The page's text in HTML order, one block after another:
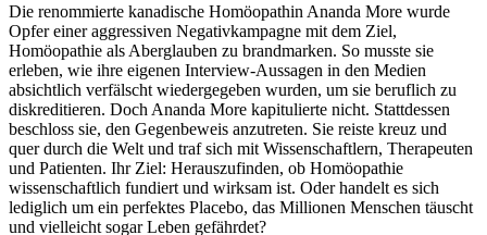
Die renommierte kanadische Homöopathin Ananda More wurde
Opfer einer aggressiven Negativkampagne mit dem Ziel,
Homöopathie als Aberglauben zu brandmarken. So musste sie
erleben, wie ihre eigenen Interview-Aussagen in den Medien
absichtlich verfälscht wiedergegeben wurden, um sie beruflich zu
diskreditieren. Doch Ananda More kapitulierte nicht. Stattdessen
beschloss sie, den Gegenbeweis anzutreten. Sie reiste kreuz und
quer durch die Welt und traf sich mit Wissenschaftlern, Therapeuten
und Patienten. Ihr Ziel: Herauszufinden, ob Homöopathie
wissenschaftlich fundiert und wirksam ist. Oder handelt es sich
lediglich um ein perfektes Placebo, das Millionen Menschen täuscht
und vielleicht sogar Leben gefährdet?